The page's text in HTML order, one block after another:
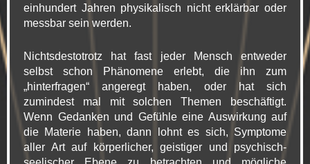
einhundert Jahren physikalisch nicht erklärbar oder
messbar sein werden.
Nichtsdestotrotz hat fast jeder Mensch entweder
selbst schon Phänomene erlebt, die ihn zum
„hinterfragen“ angeregt haben, oder hat sich
zumindest mal mit solchen Themen beschäftigt.
Wenn Gedanken und Gefühle eine Auswirkung auf
die Materie haben, dann lohnt es sich, Symptome
aller Art auf körperlicher, geistiger und psychisch-